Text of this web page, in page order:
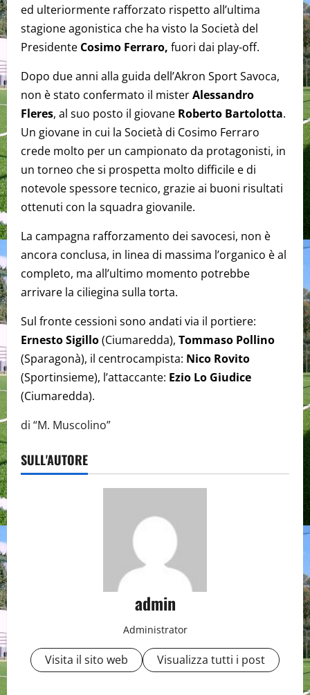
ed ulteriormente rafforzato rispetto all’ultima
stagione agonistica che ha visto la Società del
Presidente Cosimo Ferraro, fuori dai play-off.
Dopo due anni alla guida dell’Akron Sport Savoca,
non è stato confermato il misterAlessandro
Fleres, al suo posto il giovane Roberto Bartolotta.
Un giovane in cui la Società di Cosimo Ferraro
crede molto per un campionato da protagonisti, in
un torneo che si prospetta molto difficile e di
notevole spessore tecnico, grazie ai buoni risultati
ottenuti con la squadra giovanile.
La campagna rafforzamento dei savocesi, non è
ancora conclusa, in linea di massima l’organico è al
completo, ma all’ultimo momento potrebbe
arrivare la ciliegina sulla torta.
Sul fronte cessioni sono andati via il portiere:
Ernesto Sigillo(Ciumaredda), Tommaso Pollino
(Sparagonà), il centrocampista: Nico Rovito
(Sportinsieme), l’attaccante: Ezio Lo Giudice
(Ciumaredda).
di “M. Muscolino”
SULL'AUTORE
admin
Administrator
Visita il sito web Visualizza tutti i post